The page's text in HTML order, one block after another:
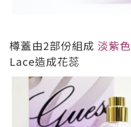
樽蓋由2部份組成 淡紫色
Lace造成花蕊